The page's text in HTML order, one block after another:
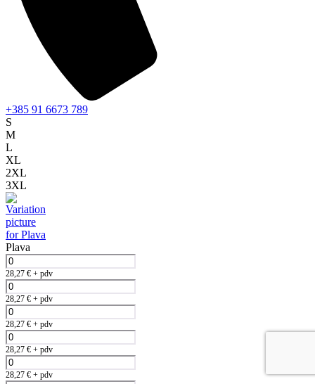
+385 91 6673 789
S
M
L
XL
2XL
3XL
Plava
28,27 € + pdv
28,27 € + pdv
28,27 € + pdv
28,27 € + pdv
28,27 € + pdv